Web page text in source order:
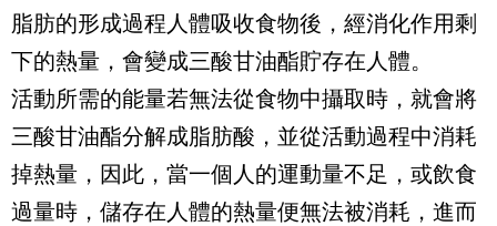
脂肪的形成過程人體吸收食物後，經消化作用剩
下的熱量，會變成三酸甘油酯貯存在人體。
活動所需的能量若無法從食物中攝取時，就會將
三酸甘油酯分解成脂肪酸，並從活動過程中消耗
掉熱量，因此，當一個人的運動量不足，或飲食
過量時，儲存在人體的熱量便無法被消耗，進而